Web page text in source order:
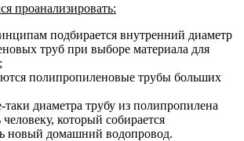
проанализировать:
подбирается внутренний диаметр
труб при выборе материала для
полипропиленовые трубы больших
таки диаметра трубу из полипропилена
который собирается
новый домашний водопровод.